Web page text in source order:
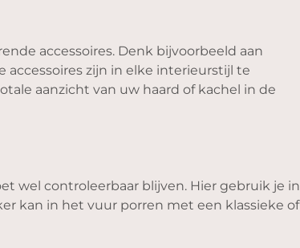
accessoires. Denk bijvoorbeeld aan
accessoires zijn in elke interieurstijl te
aanzicht van uw haard of kachel in de
wel controleerbaar blijven. Hier gebruik je in
kan in het vuur porren met een klassieke of